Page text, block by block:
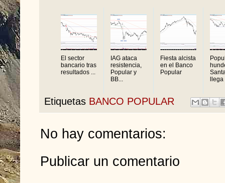
El sector
bancario tras
resultados ...
IAG ataca
resistencia,
Popular y
BB...
Fiesta alcista
en el Banco
Popular
Etiquetas BANCO POPULAR
No hay comentarios:
Publicar un comentario